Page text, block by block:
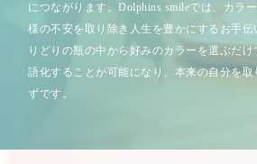
につながります。Dolphins smileでは、カラ
様の不安を取り除き人生を豊かにするお手伝
りどりの瓶の中から好みのカラーを選ぶだ
語化することが可能になり、本来の自分を
ずです。